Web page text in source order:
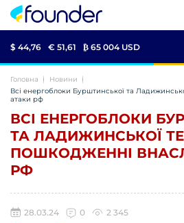
$ 44,76 € 51,61 ₿ 65 004 USD
Головна
Новини
Всі енергоблоки Бурштинської та
атаки рф
ВСІ ЕНЕРГОБЛОКИ
ТА ЛАДИЖИНСЬКОЇ
ПОШКОДЖЕННІ
РФ
28.03.24 0
2 345